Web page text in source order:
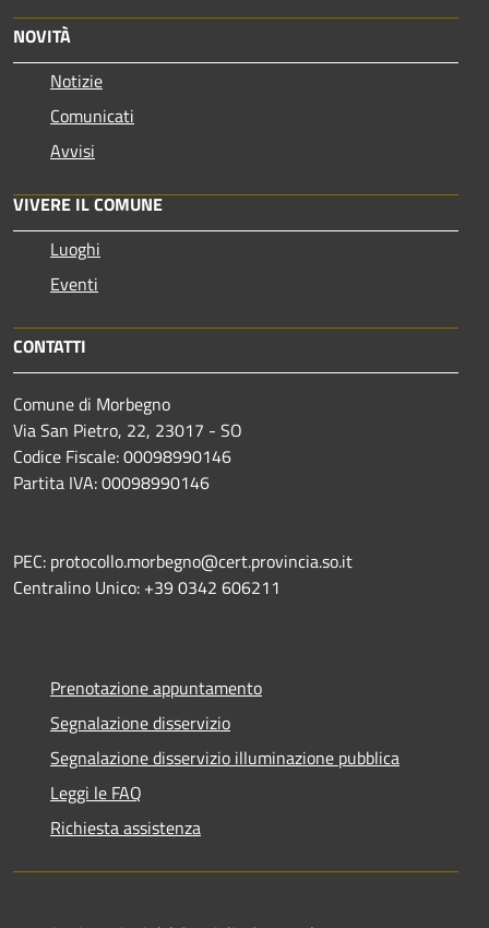
NOVITÀ
Notizie
Comunicati
Avvisi
VIVERE IL COMUNE
Luoghi
Eventi
CONTATTI
Comune di Morbegno
Via San Pietro, 22, 23017 - SO
Codice Fiscale: 00098990146
Partita IVA: 00098990146
PEC: protocollo.morbegno@cert.provincia.so.it
Centralino Unico: +39 0342 606211
Prenotazione appuntamento
Segnalazione disservizio
Segnalazione disservizio illuminazione pubblica
Leggi le FAQ
Richiesta assistenza